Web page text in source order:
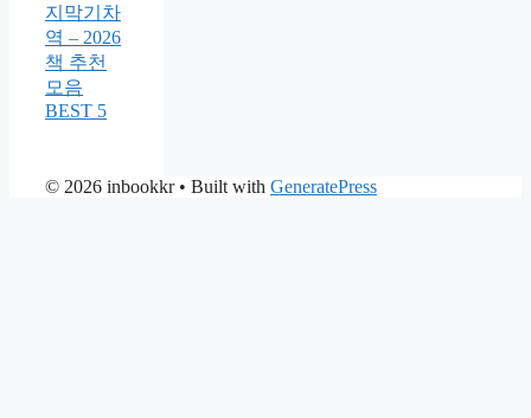
지막기차
역 – 2026
책 추천
모음
BEST 5
© 2026 inbookkr• Built with GeneratePress